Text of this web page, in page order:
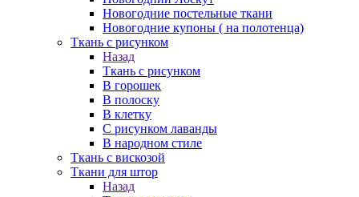
Новогодние постельные ткани
Новогодние купоны ( на полотенца)
Ткань с рисунком
Назад
Ткань с рисунком
В горошек
В полоску
В клетку
С рисунком лаванды
В народном стиле
Ткань с вискозой
Ткани для штор
Назад